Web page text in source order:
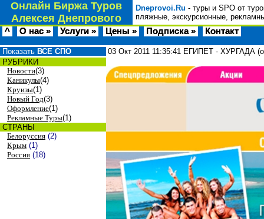
Онлайн Биржа Туров
Алексея Днепрового
Dneprovoi.Ru - туры и SPO от
пляжные, экскурсионные,
^ О нас » Услуги » Цены » Подписка » Контакт
Показать ВСЕ СПО
РУБРИКИ
Новости(3)
Каникулы(4)
Круизы(1)
Новый Год(3)
Оформление(1)
Рекламные Туры(1)
СТРАНЫ
Белоруссия (2)
Крым (1)
Россия (18)
03 Окт 2011 11:35:41 ЕГИПЕТ - ХУРГАДА